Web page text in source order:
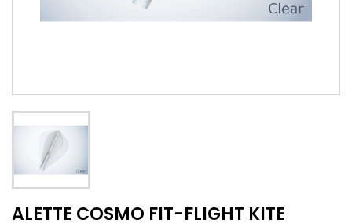
ALETTE COSMO FIT-FLIGHT KITE